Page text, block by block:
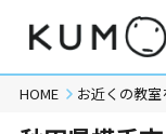
HOME お近くの教室